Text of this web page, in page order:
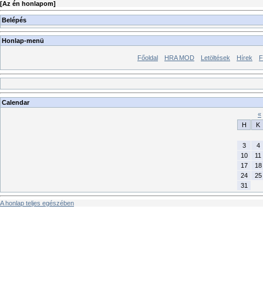
[Az én honlapom]
Belépés
Honlap-menü
Főoldal HRA MOD Letöltések Hírek
Calendar
«
H
K
3
4
10
11
17
18
24
25
31
A honlap teljes egészében